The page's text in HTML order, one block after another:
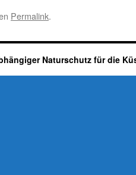
Permalink.
Naturschutz für die